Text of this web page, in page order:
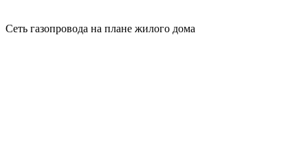
Сеть газопровода на плане жилого дома